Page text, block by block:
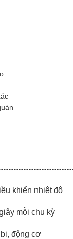
khiển nhiệt độ
mỗi chu kỳ
động cơ